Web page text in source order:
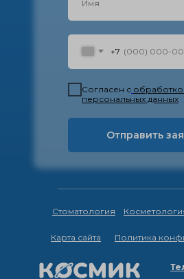
+7
Согласен с
персональных данных
Отправить
Стоматология
Карта сайта Политика